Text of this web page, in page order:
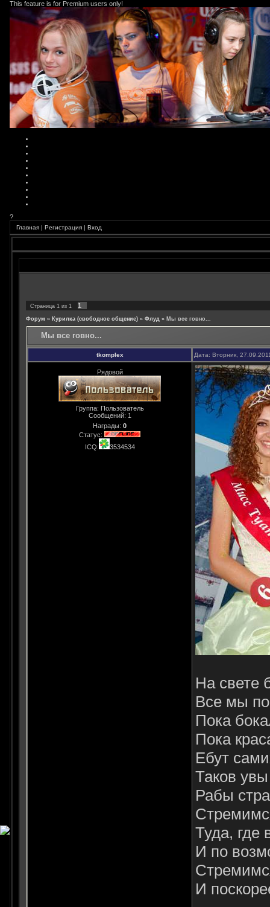
This feature is for Premium users only!
?
Главная | Регистрация | Вход
Страница 1 из 1 1
Форум » Курилка (свободное общение) » Флуд » Мы все говно...
Мы все говно...
tkomplex Дата: Вторник,
Рядовой
Группа: Пользователь
Сообщений: 1
Награды: 0
Статус:
ICQ:
3534534
Hа свете
Все мы
Пока
Пока
Ебут
Таков
Рабы
Туда, где
И по
И